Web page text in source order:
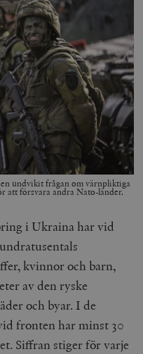
undvikit frågan om värnpliktiga
att försvara andra Nato-länder.
i Ukraina har vid
kvinnor och barn,
av den ryske
och byar. I de
fronten har minst 30
Siffran stiger för varje